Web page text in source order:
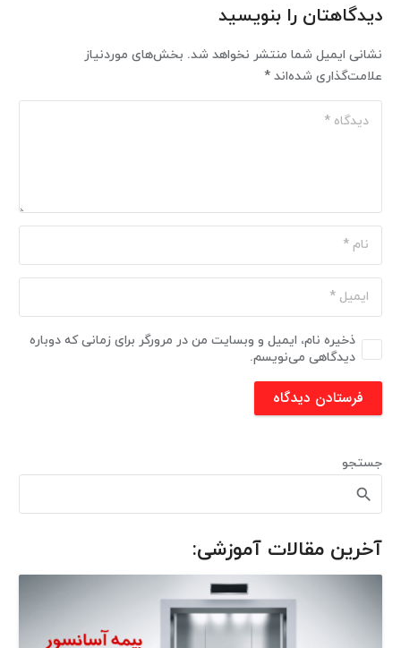
دیدگاهتان را بنویسید
نشانی ایمیل شما منتشر نخواهد شد. بخش‌های موردنیاز
علامت‌گذاری شده‌اند *
ذخیره نام، ایمیل و وبسایت من در مرورگر برای زمانی که دوباره
دیدگاهی می‌نویسم.
فرستادن دیدگاه
جستجو
آخرین مقالات آموزشی: